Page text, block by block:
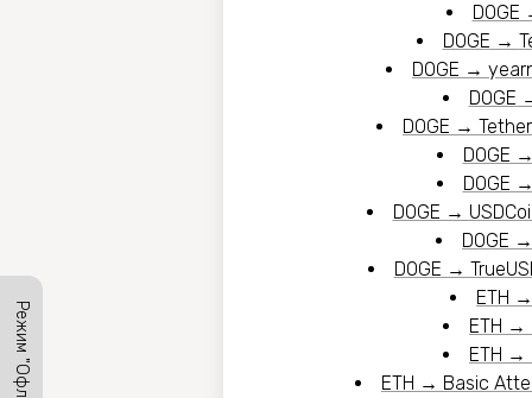
DOGE
DOGE →
DOGE →
DOGE
DOGE →
DOGE →
DOGE →
DOGE →
DOGE →
DOGE →
ETH →
ETH →
ETH →
ETH → Basic
Режим "Офлайн"